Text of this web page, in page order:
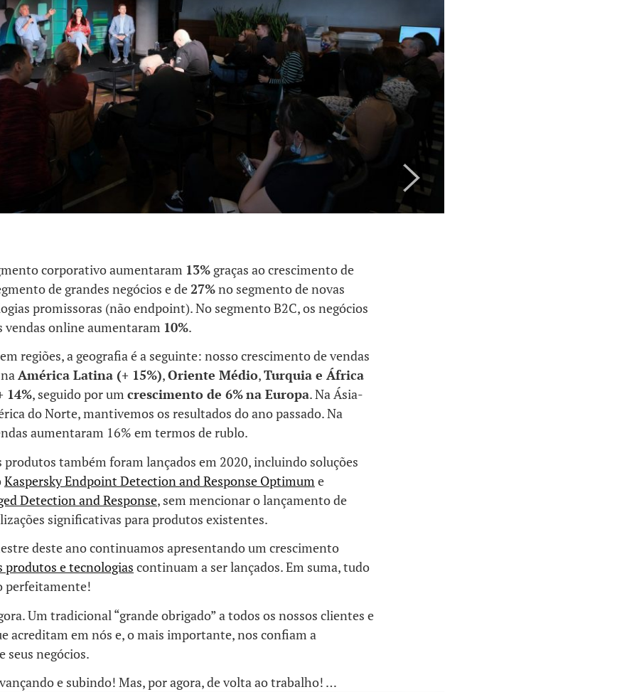
corporativo aumentaram 13% graças ao crescimento de
de grandes negócios e de27%no segmento de novas
promissoras (não endpoint). No segmento B2C, os negócios
vendas online aumentaram 10%.
regiões, a geografia é a seguinte: nosso crescimento de vendas
América Latina (+ 15%),Oriente Médio,Turquia e África
14%, seguido por um crescimento de 6%na Europa. Na Ásia-
do Norte, mantivemos os resultados do ano passado. Na
aumentaram 16% em termos de rublo.
produtos também foram lançados em 2020, incluindo soluções
Kaspersky Endpoint Detection and Response Optimum e
Detection and Response, sem mencionar o lançamento de
significativas para produtos existentes.
deste ano continuamos apresentando um crescimento
produtos e tecnologias continuam a ser lançados. Em suma, tudo
perfeitamente!
Um tradicional “grande obrigado” a todos os nossos clientes e
acreditam em nós e, o mais importante, nos confiam a
seus negócios.
e subindo! Mas, por agora, de volta ao trabalho! …